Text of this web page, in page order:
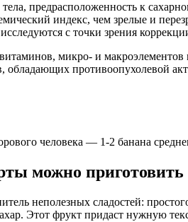
предрасположенность к
индекс, чем зрелые и
с точки зрения
микро- и
обладающих противоопухолевой
человека — 1-2 банана
можно приготовить
неполезных сладостей:
Этот фрукт придаст нужную